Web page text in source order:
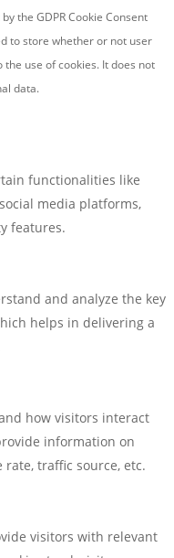
the GDPR Cookie Consent
to store whether or not user
the use of cookies. It does not
data.
functionalities like
media platforms,
features.
and analyze the key
helps in delivering a
how visitors interact
information on
traffic source, etc.
visitors with relevant